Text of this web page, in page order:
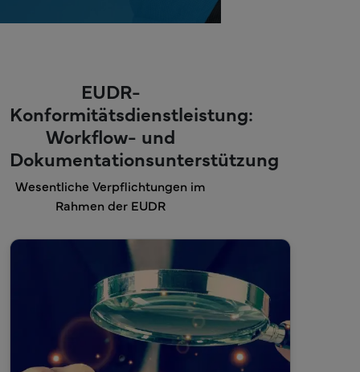
EUDR-
Konformitätsdienstleistung:
Workflow- und
Dokumentationsunterstützung
Wesentliche Verpflichtungen im
Rahmen der EUDR